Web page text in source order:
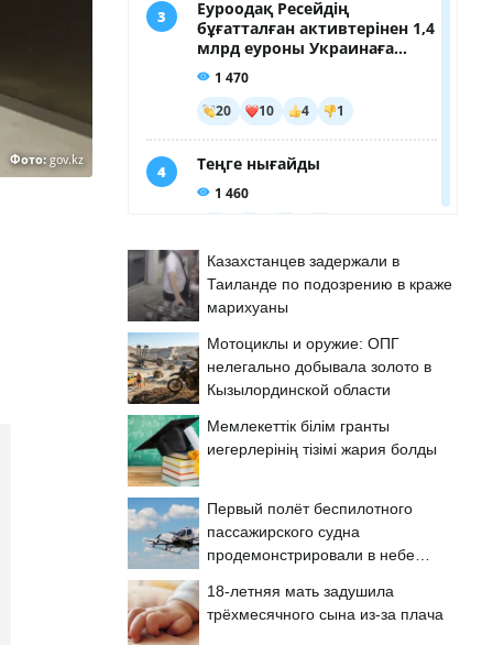
Фото:gov.kz
Казахстанцев задержали в
Таиланде по подозрению в краже
марихуаны
Мотоциклы и оружие: ОПГ
нелегально добывала золото в
Кызылординской области
Мемлекеттік білім гранты
иегерлерінің тізімі жария болды
Первый полёт беспилотного
пассажирского судна
продемонстрировали в небе
18-летняя мать задушила
трёхмесячного сына из-за плача